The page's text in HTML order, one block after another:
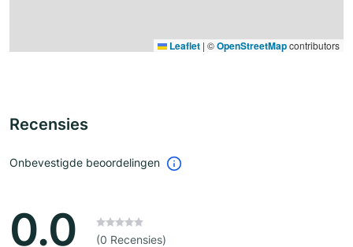
Leaflet | ©OpenStreetMapcontributors
Recensies
Onbevestigde beoordelingen
0.0 (0 Recensies)